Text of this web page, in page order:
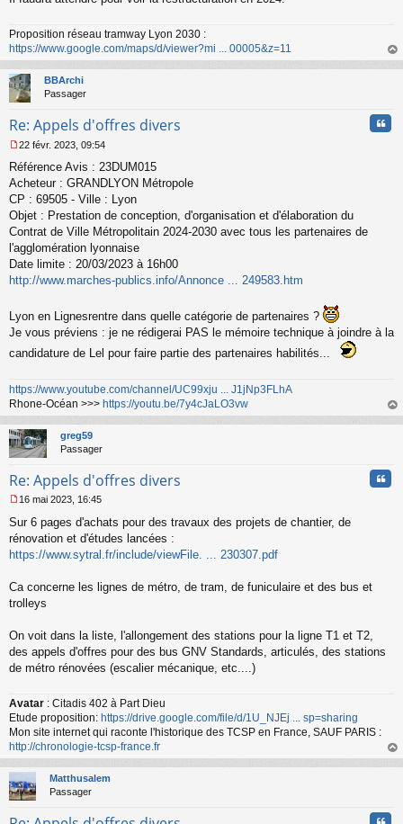
e
o
n
u
Proposition réseau tramway Lyon 2030 :
https://www.google.com/maps/d/viewer?mi ... 00005&z=11
au
BBArchi
Passager
Re: Appels d'offres divers
e
s
s
a
g
e
n
o
n
22 févr. 2023, 09:54
Référence Avis : 23DUM015
Acheteur : GRANDLYON Métropole
CP : 69505 - Ville : Lyon
Objet : Prestation de conception, d'organisation et d'élaboration du
Contrat de Ville Métropolitain 2024-2030 avec tous les partenaires de
l'agglomération lyonnaise
Date limite : 20/03/2023 à 16h00
http://www.marches-publics.info/Annonce ... 249583.htm
Lyon en Lignesrentre dans quelle catégorie de partenaires ?
Je vous préviens : je ne rédigerai PAS le mémoire technique à joindre à la
candidature de Lel pour faire partie des partenaires habilités...
https://www.youtube.com/channel/UC99xju ... J1jNp3FLhA
Rhone-Océan >>> https://youtu.be/7y4cJaLO3vw
au
greg59
Passager
Re: Appels d'offres divers
e
s
s
a
e
n
n
u
16 mai 2023, 16:45
Sur 6 pages d'achats pour des travaux des projets de chantier, de
rénovation et d'études lancées :
https://www.sytral.fr/include/viewFile. ... 230307.pdf
Ca concerne les lignes de métro, de tram, de funiculaire et des bus et
trolleys
On voit dans la liste, l'allongement des stations pour la ligne T1 et T2,
des appels d'offres pour des bus GNV Standards, articulés, des stations
de métro rénovées (escalier mécanique, etc....)
Avatar : Citadis 402 à Part Dieu
Etude proposition: https://drive.google.com/file/d/1U_NJEj ... sp=sharing
Mon site internet qui raconte l'historique des TCSP en France, SAUF PARIS :
http://chronologie-tcsp-france.fr
au
Matthusalem
Passager